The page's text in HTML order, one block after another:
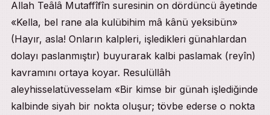
Allah Teâlâ Mutaffîfîn suresinin on dördüncü âyetinde
«Kella, bel rane ala kulübihim mâ kânü yeksibün»
(Hayır, asla! Onların kalpleri, işledikleri günahlardan
dolayı paslanmıştır) buyurarak kalbi paslamak (reyîn)
kavramını ortaya koyar. Resulüllâh
aleyhisselatüvesselam «Bir kimse bir günah işlediğinde
kalbinde siyah bir nokta oluşur; tövbe ederse o nokta